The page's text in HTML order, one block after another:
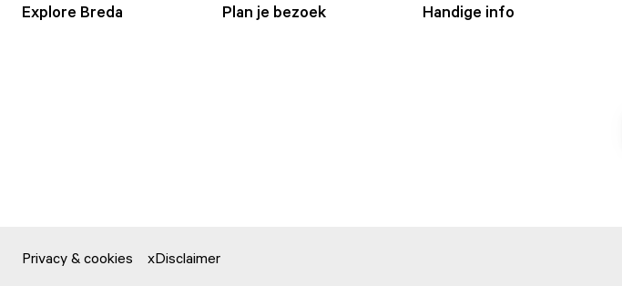
Explore Breda Plan je bezoek Handige info
Privacy & cookies Disclaimer